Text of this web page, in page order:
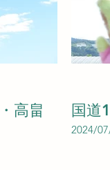
高畠
国道
2024/